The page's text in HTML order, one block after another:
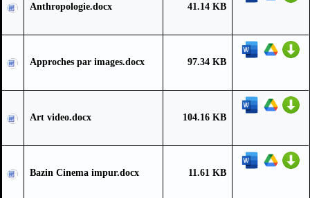
Anthropologie.docx 41.14 KB
Approches par images.docx 97.34 KB
Art video.docx 104.16 KB
Bazin Cinema impur.docx 11.61 KB